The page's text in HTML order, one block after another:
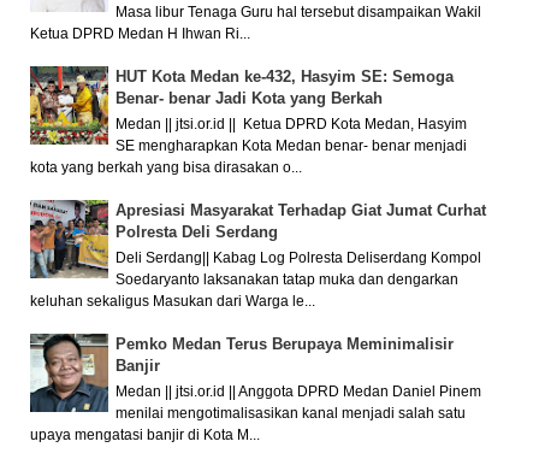
Masa libur Tenaga Guru hal tersebut disampaikan Wakil
Ketua DPRD Medan H Ihwan Ri...
HUT Kota Medan ke-432, Hasyim SE: Semoga
Benar- benar Jadi Kota yang Berkah
Medan || jtsi.or.id || Ketua DPRD Kota Medan, Hasyim
SE mengharapkan Kota Medan benar- benar menjadi
kota yang berkah yang bisa dirasakan o...
Apresiasi Masyarakat Terhadap Giat Jumat Curhat
Polresta Deli Serdang
Deli Serdang|| Kabag Log Polresta Deliserdang Kompol
Soedaryanto laksanakan tatap muka dan dengarkan
keluhan sekaligus Masukan dari Warga le...
Pemko Medan Terus Berupaya Meminimalisir
Banjir
Medan || jtsi.or.id || Anggota DPRD Medan Daniel Pinem
menilai mengotimalisasikan kanal menjadi salah satu
upaya mengatasi banjir di Kota M...